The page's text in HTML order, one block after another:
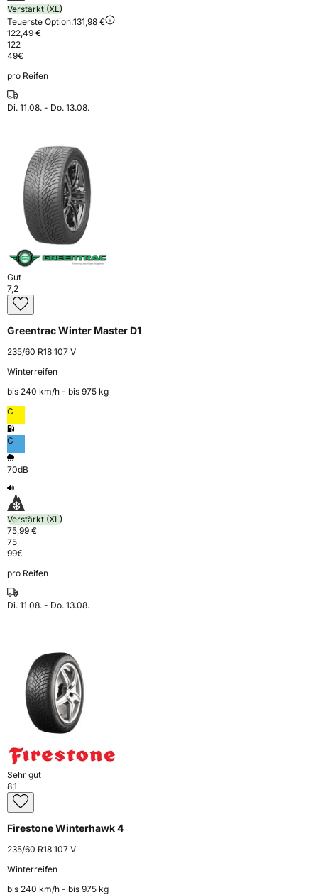
Verstärkt (XL)
Teuerste Option:131,98 €
122,49 €
122
49€
pro Reifen
Di. 11.08. - Do. 13.08.
Gut
7,2
Greentrac Winter Master D1
235/60 R18 107 V
Winterreifen
bis 240 km⁠/⁠h - bis 975 kg
C
C
70dB
Verstärkt (XL)
75,99 €
75
99€
pro Reifen
Di. 11.08. - Do. 13.08.
Sehr gut
8,1
Firestone Winterhawk 4
235/60 R18 107 V
Winterreifen
bis 240 km⁠/⁠h - bis 975 kg